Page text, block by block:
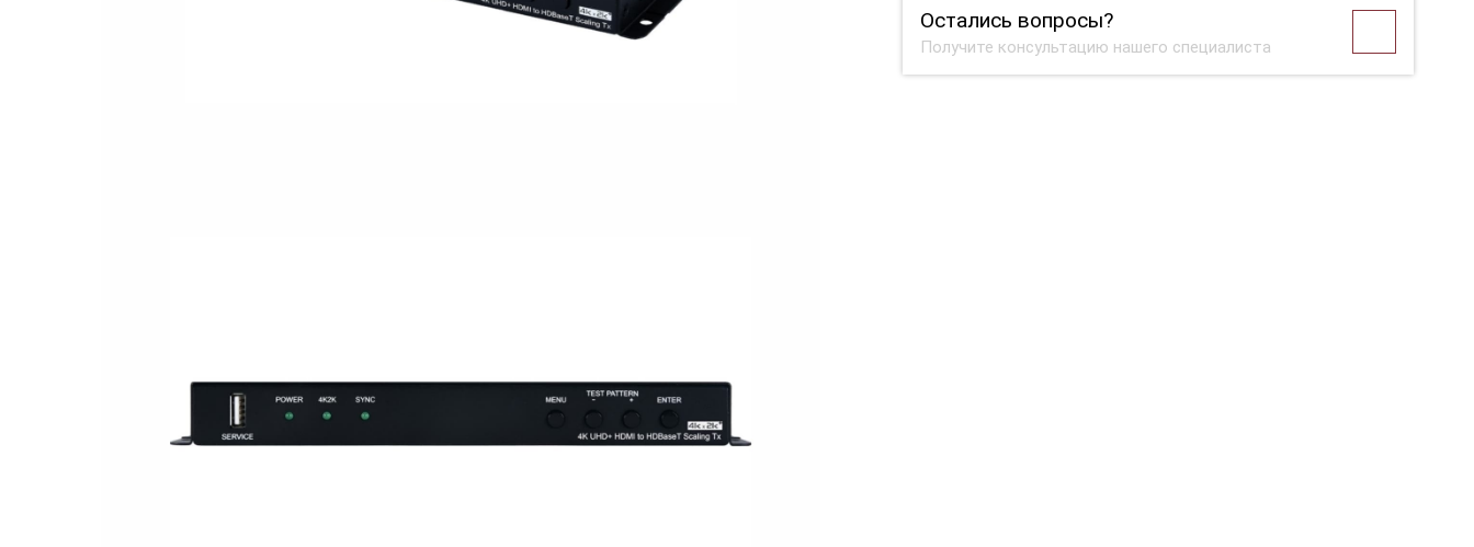
Остались вопросы?
Получите консультацию нашего специалиста